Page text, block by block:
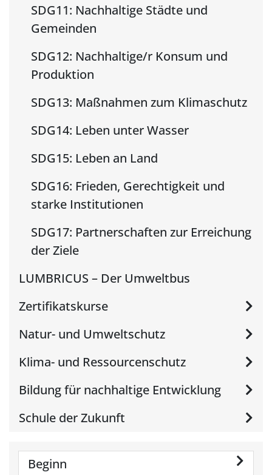
SDG11: Nachhaltige Städte und
Gemeinden
SDG12: Nachhaltige/r Konsum und
Produktion
SDG13: Maßnahmen zum Klimaschutz
SDG14: Leben unter Wasser
SDG15: Leben an Land
SDG16: Frieden, Gerechtigkeit und
starke Institutionen
SDG17: Partnerschaften zur Erreichung
der Ziele
LUMBRICUS – Der Umweltbus
Zertifikatskurse
Natur- und Umweltschutz
Klima- und Ressourcenschutz
Bildung für nachhaltige Entwicklung
Schule der Zukunft
Beginn